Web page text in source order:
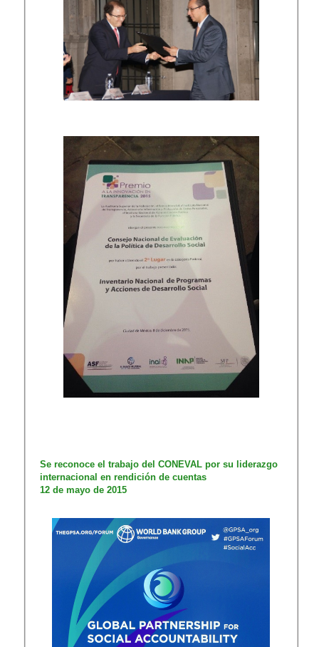
​​Se reconoce el trabajo del CONEVAL por su liderazgo
internacional en rendición de cuentas
12 de mayo de 2015​​